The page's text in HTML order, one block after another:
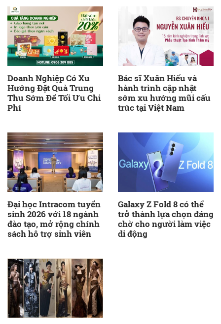
Doanh Nghiệp Có Xu
Hướng Đặt Quà Trung
Thu Sớm Để Tối Ưu Chi
Phí
Bác sĩ Xuân Hiếu và
hành trình cập nhật
sớm xu hướng mũi cấu
trúc tại Việt Nam
Đại học Intracom tuyển
sinh 2026 với 18 ngành
đào tạo, mở rộng chính
sách hỗ trợ sinh viên
Galaxy Z Fold 8 có thể
trở thành lựa chọn đáng
chờ cho người làm việc
di động